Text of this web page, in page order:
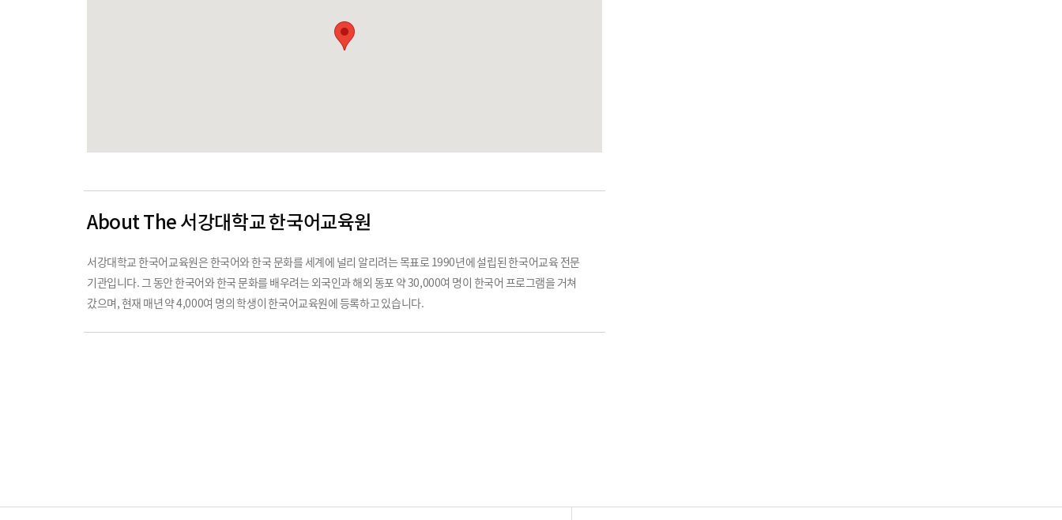
About The 서강대학교 한국어교육원
서강대학교 한국어교육원은 한국어와 한국 문화를 세계에 널리 알리려는 목표로 1990년에 설립된 한국어교육 전문
기관입니다. 그 동안 한국어와 한국 문화를 배우려는 외국인과 해외 동포 약 30,000여 명이 한국어 프로그램을 거쳐
갔으며, 현재 매년 약 4,000여 명의 학생이 한국어교육원에 등록하고 있습니다.